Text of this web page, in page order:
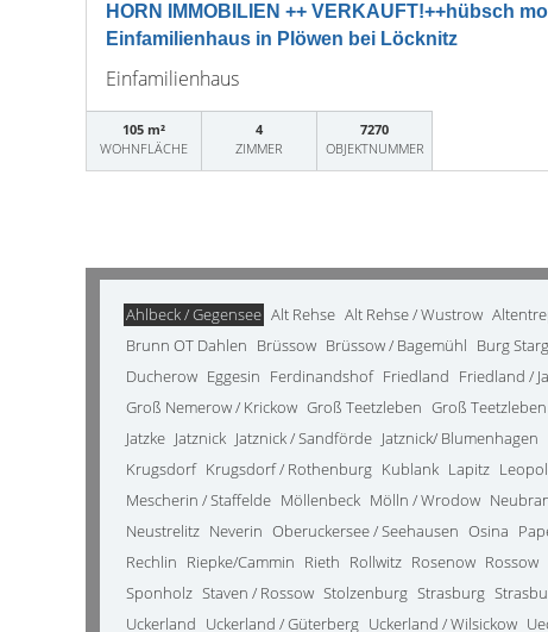
HORN IMMOBILIEN ++ VERKAUFT!++hübsch
Einfamilienhaus in Plöwen bei Löcknitz
Einfamilienhaus
105 m²
WOHNFLÄCHE
4
ZIMMER
7270
OBJEKTNUMMER
Ahlbeck / Gegensee Alt Rehse Alt Rehse / Wustrow
Brunn OT Dahlen Brüssow Brüssow / Bagemühl Burg
Ducherow Eggesin Ferdinandshof Friedland Friedland /
Groß Nemerow / Krickow Groß Teetzleben Groß
Jatzke Jatznick Jatznick / Sandförde Jatznick/ Blumenhagen
Krugsdorf Krugsdorf / Rothenburg Kublank Lapitz
Mescherin / Staffelde Möllenbeck Mölln / Wrodow
Neustrelitz Neverin Oberuckersee / Seehausen Osina
Rechlin Riepke/Cammin Rieth Rollwitz Rosenow Rossow
Sponholz Staven / Rossow Stolzenburg Strasburg
Uckerland Uckerland / Güterberg Uckerland / Wilsickow